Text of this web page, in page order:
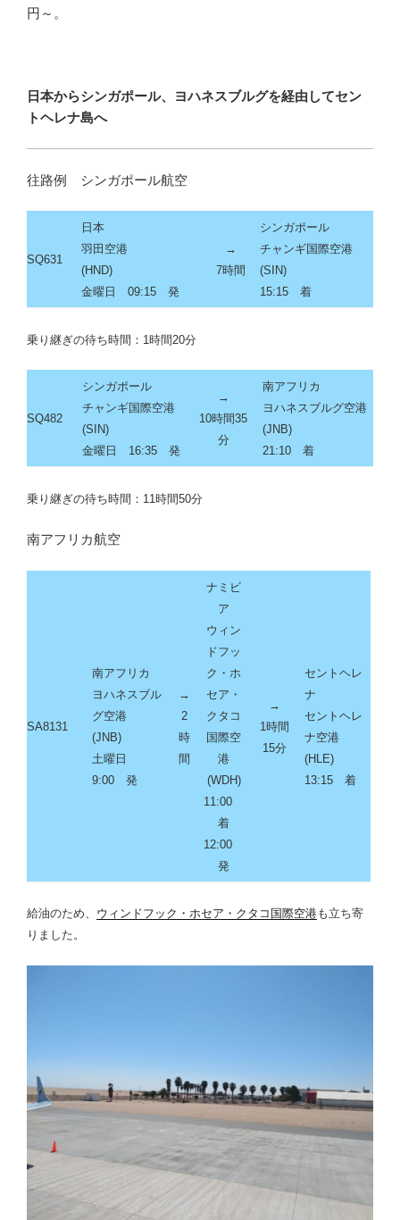
円～。
日本からシンガポール、ヨハネスブルグを経由してセン
トヘレナ島へ
往路例 シンガポール航空
SQ631
日本
羽田空港
(HND)
金曜日 09:15 発
→
7時間
シンガポール
チャンギ国際空港
(SIN)
15:15 着
乗り継ぎの待ち時間：1時間20分
SQ482
シンガポール
チャンギ国際空港
(SIN)
金曜日 16:35 発
→
10時間35
分
南アフリカ
ヨハネスブルグ空港
(JNB)
21:10 着
乗り継ぎの待ち時間：11時間50分
南アフリカ航空
SA8131
南アフリカ
ヨハネスブル
グ空港
(JNB)
土曜日
9:00 発
→
2
時
間
ナミビ
ア
ウィン
ドフッ
ク・ホ
セア・
クタコ
国際空
港
(WDH)
11:00
着
12:00
発
→
1時間
15分
セントヘレ
ナ
セントヘレ
ナ空港
(HLE)
13:15 着
給油のため、 ウィンドフック・ホセア・クタコ国際空港も立ち寄
りました。